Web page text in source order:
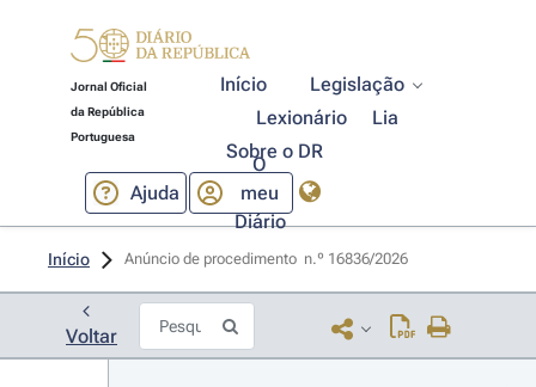
Jornal Oficial
da República
Portuguesa
Início
Legislação
Lexionário
Lia
Sobre o DR
Ajuda
O
meu
Diário
Início Anúncio de procedimento  n.º 16836/2026
Voltar